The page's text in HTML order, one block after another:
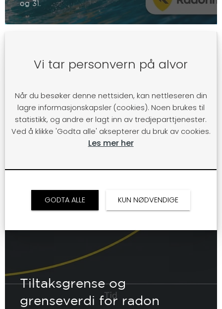
og 31.
Tiltaksgrense og
grenseverdi for radon
Vi tar personvern på alvor
Når du besøker denne nettsiden, kan nettleseren din
lagre informasjonskapsler (cookies). Noen brukes til
statistikk, og andre er lagt inn av tredjeparttjenester.
Ved å klikke 'Godta alle' aksepterer du bruk av cookies.
Les mer her
GODTA ALLE KUN NØDVENDIGE